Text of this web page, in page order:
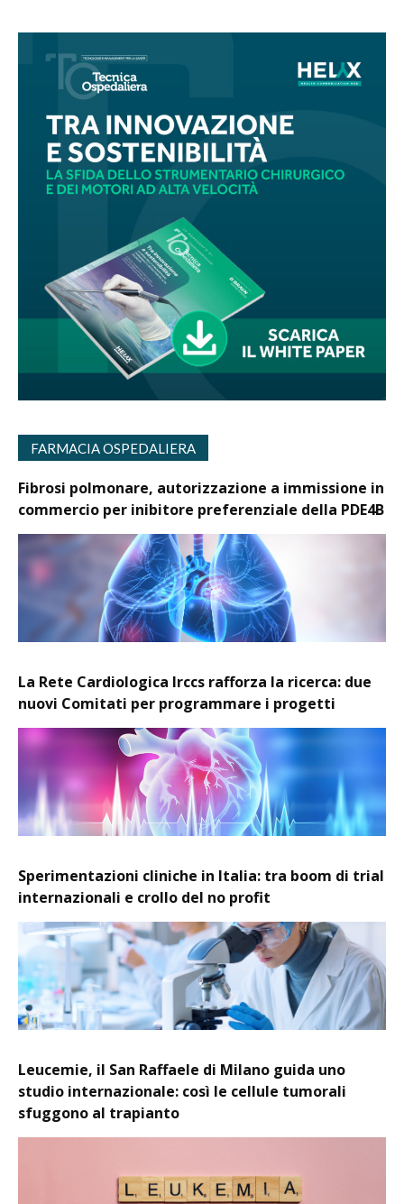
FARMACIA OSPEDALIERA
Fibrosi polmonare, autorizzazione a immissione in
commercio per inibitore preferenziale della PDE4B
La Rete Cardiologica Irccs rafforza la ricerca: due
nuovi Comitati per programmare i progetti
Sperimentazioni cliniche in Italia: tra boom di trial
internazionali e crollo del no profit
Leucemie, il San Raffaele di Milano guida uno
studio internazionale: così le cellule tumorali
sfuggono al trapianto